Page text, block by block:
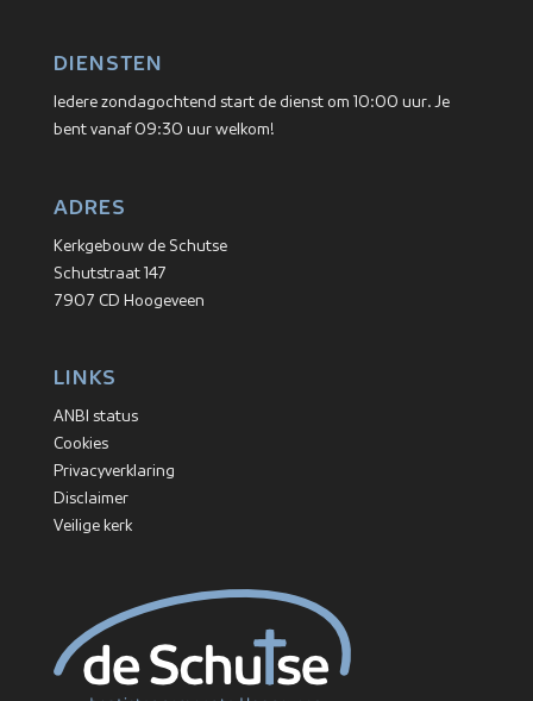
DIENSTEN
Iedere zondagochtend start de dienst om 10:00 uur. Je
bent vanaf 09:30 uur welkom!
ADRES
Kerkgebouw de Schutse
Schutstraat 147
7907 CD Hoogeveen
LINKS
ANBI status
Cookies
Privacyverklaring
Disclaimer
Veilige kerk